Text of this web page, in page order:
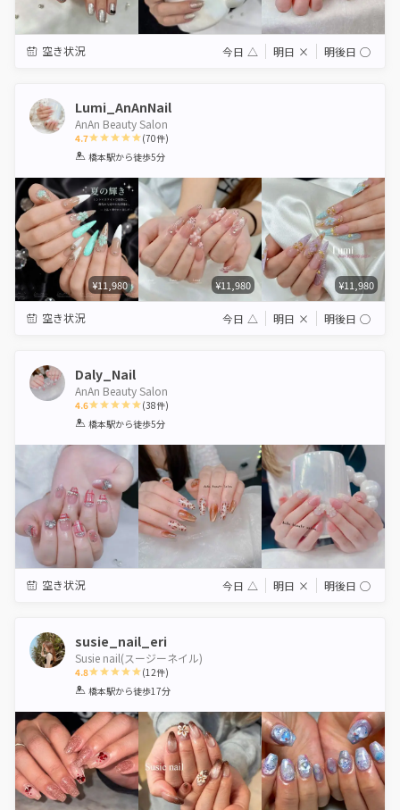
空き状況 今日 △ 明日 × 明後日 ◯
Lumi_AnAnNail
AnAn Beauty Salon
4.7
1 2 3 4 5
(70件)
橋本駅から徒歩5分
¥11,980 ¥11,980 ¥11,980
空き状況 今日 △ 明日 × 明後日 ◯
Daly_Nail
AnAn Beauty Salon
4.6
1 2 3 4 5
(38件)
橋本駅から徒歩5分
空き状況 今日 △ 明日 × 明後日 ◯
susie_nail_eri
Susie nail(スージーネイル)
4.8
1 2 3 4 5
(12件)
橋本駅から徒歩17分